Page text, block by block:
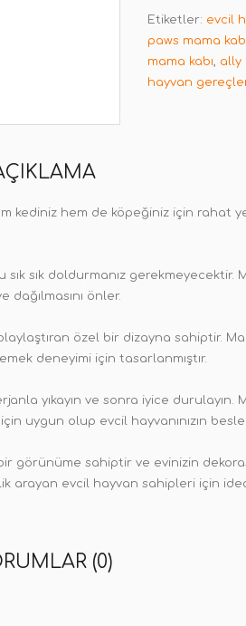
Etiketler: evcil
paws mama
mama kabı, ally
hayvan
kediniz hem de köpeğiniz için
sık doldurmanız gerekmeyecektir.
önler.
özel bir dizayna sahiptir.
deneyimi için tasarlanmıştır.
yıkayın ve sonra iyice durulayın.
uygun olup evcil hayvanınızın
görünüme sahiptir ve evinizin
arayan evcil hayvan sahipleri için
(0)